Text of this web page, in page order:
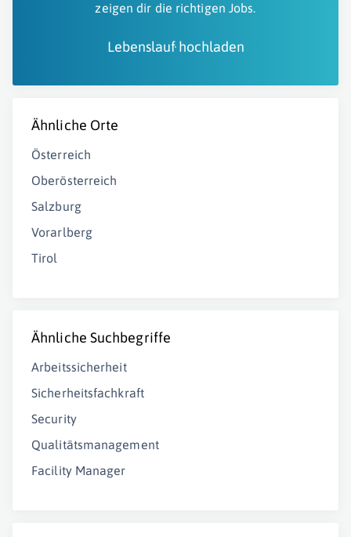
zeigen dir die richtigen Jobs.
Lebenslauf hochladen
Ähnliche Orte
Österreich
Oberösterreich
Salzburg
Vorarlberg
Tirol
Ähnliche Suchbegriffe
Arbeitssicherheit
Sicherheitsfachkraft
Security
Qualitätsmanagement
Facility Manager